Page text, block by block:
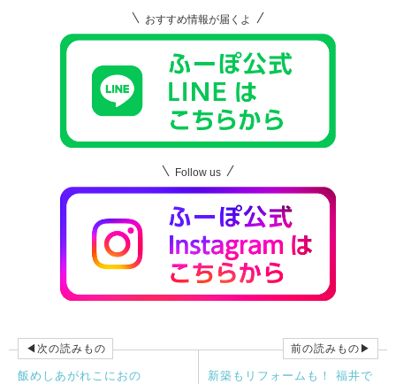
おすすめ情報が届くよ
Follow us
◀次の読みもの
飯めしあがれこにおの
前の読みもの▶
新築もリフォームも！ 福井で